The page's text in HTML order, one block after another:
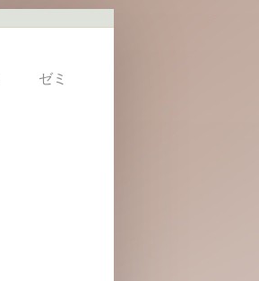
ゼミ